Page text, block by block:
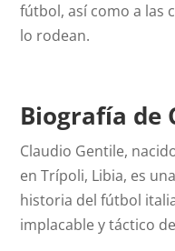
fútbol, así como a las
lo rodean.
Biografía de
Claudio Gentile,
en Trípoli, Libia, es
historia del fútbol
implacable y táctico